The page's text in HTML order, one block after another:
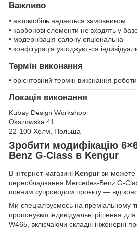
Важливо
• автомобіль надається замовником
• карбонові елементи не входять у
• модернізація салону опціональна
• конфігурація узгоджується
Термін виконання
• орієнтовний термін виконання
Локація виконання
Kubay Design Workshop
Okszowska 41
22-100 Хелм, Польща
Зробити модифікацію
Benz G-Class в Kengur
В інтернет-магазині Kengurви можете
переобладнання Mercedes-Benz G-
повним супроводом проекту — від
Ми спеціалізуємось на преміальному
пропонуємо індивідуальні рішення
W465, включаючи складні інженерні